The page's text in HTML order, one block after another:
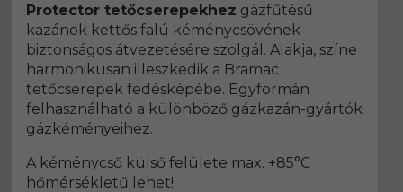
Protector tetőcserepekhez gázfűtésű
kazánok kettős falú kéménycsövének
biztonságos átvezetésére szolgál. Alakja, színe
harmonikusan illeszkedik a Bramac
tetőcserepek fedésképébe. Egyformán
felhasználható a különböző gázkazán-gyártók
gázkéményeihez.
A kéménycső külső felülete max. +85°C
hőmérsékletű lehet!